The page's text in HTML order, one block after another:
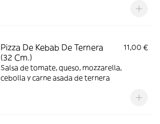
Pizza De Kebab De Ternera
(32 Cm.)
11,00 €
Salsa de tomate, queso, mozzarella,
cebolla y carne asada de ternera